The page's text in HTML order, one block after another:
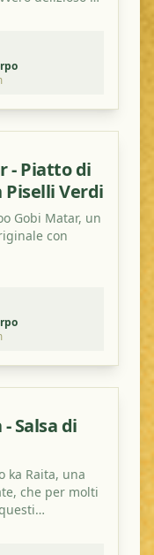
- Piatto di
Piselli Verdi
Gobi Matar, un
con
Salsa di
ka Raita, una
che per molti